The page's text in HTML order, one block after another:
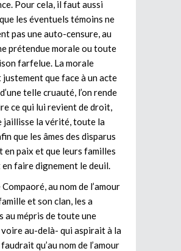
Pour cela, il faut aussi
les éventuels témoins ne
pas une auto-censure, au
prétendue morale ou toute
farfelue. La morale
que face à un acte
telle cruauté, l’on rende
ce qui lui revient de droit,
jaillisse la vérité, toute la
que les âmes des disparus
en paix et que leurs familles
faire dignement le deuil.
au nom de l’amour
et son clan, les a
au mépris de toute une
au-delà- qui aspirait à la
qu’au nom de l’amour